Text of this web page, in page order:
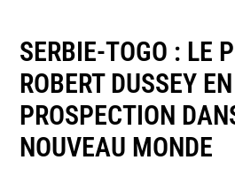
SERBIE-TOGO : LE
ROBERT DUSSEY EN
PROSPECTION
NOUVEAU MONDE